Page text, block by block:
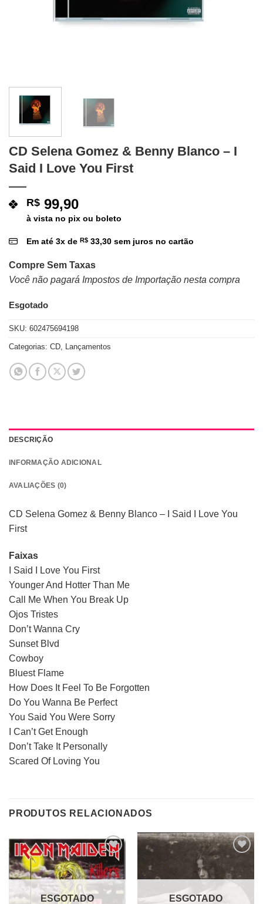
CD Selena Gomez & Benny Blanco – I
Said I Love You First
R$ 99,90
à vista no pix ou boleto
Em até 3x de R$ 33,30 sem juros no cartão
Compre Sem Taxas
Você não pagará Impostos de Importação nesta compra
Esgotado
SKU: 602475694198
Categorias: CD Lançamentos
DESCRIÇÃO
INFORMAÇÃO ADICIONAL
AVALIAÇÕES (0)
CD Selena Gomez & Benny Blanco – I Said I Love You
First
Faixas
I Said I Love You First
Younger And Hotter Than Me
Call Me When You Break Up
Ojos Tristes
Don’t Wanna Cry
Sunset Blvd
Cowboy
Bluest Flame
How Does It Feel To Be Forgotten
Do You Wanna Be Perfect
You Said You Were Sorry
I Can’t Get Enough
Don’t Take It Personally
Scared Of Loving You
PRODUTOS RELACIONADOS
Adicionar
a lista de
desejos
ESGOTADO
a lista de
desejos
ESGOTADO